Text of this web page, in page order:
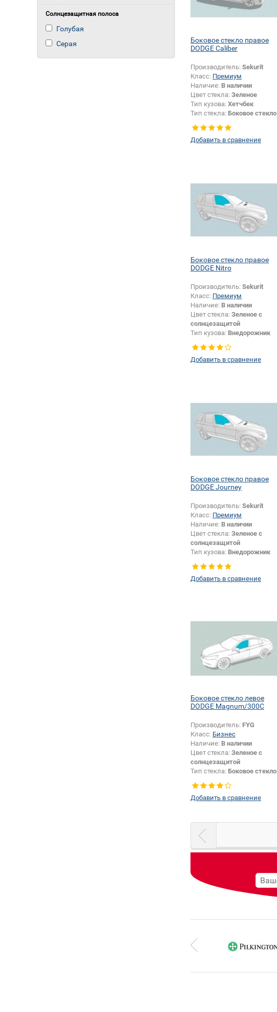
Солнцезащитная полоса
Голубая
Серая
Боковое стекло правое
DODGE Caliber
Производитель: Sekurit
Класс: Премиум
Наличие: В наличии
Цвет стекла: Зеленое
Тип кузова: Хетчбек
Тип стекла: Боковое стекло
правое
Добавить в сравнение
Боковое стекло правое
DODGE Nitro
Производитель: Sekurit
Класс: Премиум
Наличие: В наличии
Цвет стекла: Зеленое с
солнцезащитой
Тип кузова: Внедорожник
правое
Добавить в сравнение
Боковое стекло правое
DODGE Journey
Производитель: Sekurit
Класс: Премиум
Наличие: В наличии
Цвет стекла: Зеленое с
солнцезащитой
Тип кузова: Внедорожник
правое
Добавить в сравнение
Боковое стекло левое
DODGE Magnum/300C
Производитель: FYG
Класс: Бизнес
Наличие: В наличии
Цвет стекла: Зеленое с
солнцезащитой
Тип стекла: Боковое стекло
Добавить в сравнение